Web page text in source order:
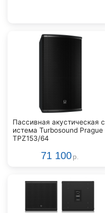
Пассивная акустическая с
истема Turbosound Prague
TPZ153/64
71 100 р.